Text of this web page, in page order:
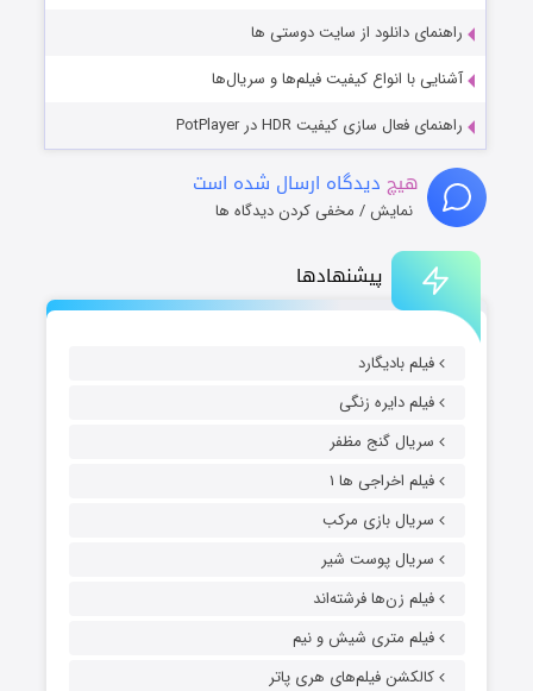
پیشنهادها
فیلم بادیگارد
فیلم دایره زنگی
سریال گنج مظفر
فیلم اخراجی ها ۱
سریال بازی مرکب
سریال پوست شیر
فیلم زن‌ها فرشته‌اند
فیلم متری شیش و نیم
کالکشن فیلم‌های هری پاتر
راهنمای دانلود از سایت دوستی ها
آشنایی با انواع کیفیت فیلم‌ها و سریال‌ها
راهنمای فعال سازی کیفیت HDR در PotPlayer
هیچ دیدگاه ارسال شده است
نمایش / مخفی کردن دیدگاه ها